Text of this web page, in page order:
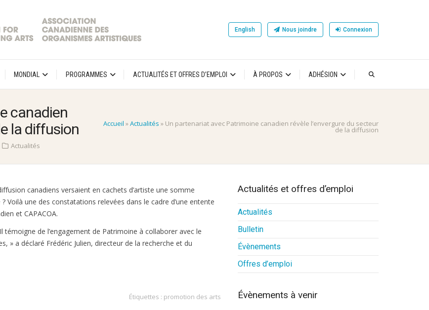
English Nous joindre Connexion
MONDIAL PROGRAMMES ACTUALITÉS ET OFFRES D’EMPLOI À PROPOS ADHÉSION
Accueil »Actualités » Un partenariat avec Patrimoine canadien révèle l’envergure du secteur
de la diffusion
canadien
la diffusion
Actualités
canadiens versaient en cachets d’artiste une somme
Voilà une des constatations relevées dans le cadre d’une entente
et CAPACOA.
de l’engagement de Patrimoine à collaborer avec le
» a déclaré Frédéric Julien, directeur de la recherche et du
Étiquettes : promotion des arts
Actualités et offres d’emploi
Actualités
Bulletin
Évènements
Offres d’emploi
Évènements à venir